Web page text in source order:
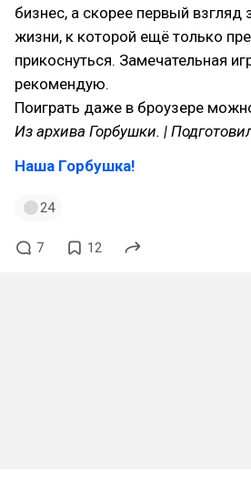
бизнес, а скорее первый взгляд
жизни, к которой ещё только
прикоснуться. Замечательная
рекомендую.
Поиграть даже в броузере
Из архива Горбушки. |
Наша Горбушка!
24
7 12